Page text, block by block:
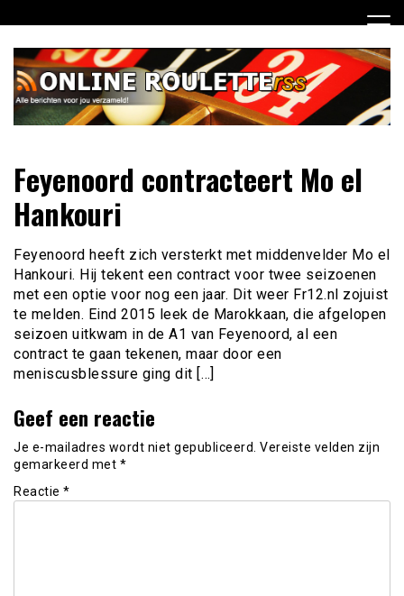
naar
inhoud
Online Roulette RSS
verzameld
Feyenoord contracteert Mo el
Hankouri
Feyenoord heeft zich versterkt met middenvelder Mo el
Hankouri. Hij tekent een contract voor twee seizoenen
met een optie voor nog een jaar. Dit weer Fr12.nl zojuist
te melden. Eind 2015 leek de Marokkaan, die afgelopen
seizoen uitkwam in de A1 van Feyenoord, al een
contract te gaan tekenen, maar door een
meniscusblessure ging dit […]
Geef een reactie
Je e-mailadres wordt niet gepubliceerd. Vereiste velden zijn
gemarkeerd met *
Reactie *